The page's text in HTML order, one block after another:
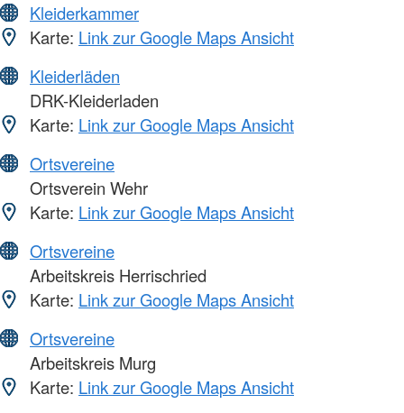
Kleiderkammer
Karte: Link zur Google Maps Ansicht
Kleiderläden
DRK-Kleiderladen
Karte: Link zur Google Maps Ansicht
Ortsvereine
Ortsverein Wehr
Karte: Link zur Google Maps Ansicht
Ortsvereine
Arbeitskreis Herrischried
Karte: Link zur Google Maps Ansicht
Ortsvereine
Arbeitskreis Murg
Karte: Link zur Google Maps Ansicht